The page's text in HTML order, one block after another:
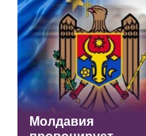
Молдавия